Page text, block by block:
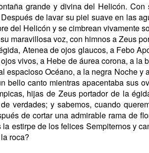
grande y divina del Helicón.
de lavar su piel suave en las
del Helicón y se cimbrean vivamente
maravillosa voz, con himnos a Zeus
Atenea de ojos glaucos, a Febo
vivos, a Hebe de áurea corona, a la
Océano, a la negra Noche y
bello canto mientras apacentaba sus
hijas de Zeus portador de la
verdades; y sabemos, cuando
de cortar una admirable rama de
estirpe de los felices Sempiternos y
roca?